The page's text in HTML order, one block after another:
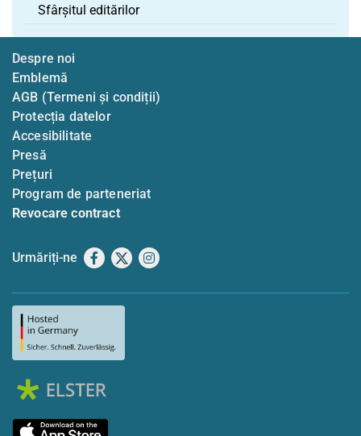
Sfârșitul editărilor
Despre noi
Emblemă
AGB (Termeni și condiții)
Protecția datelor
Accesibilitate
Presă
Prețuri
Program de parteneriat
Revocare contract
Urmăriți-ne Facebook
X Instagram